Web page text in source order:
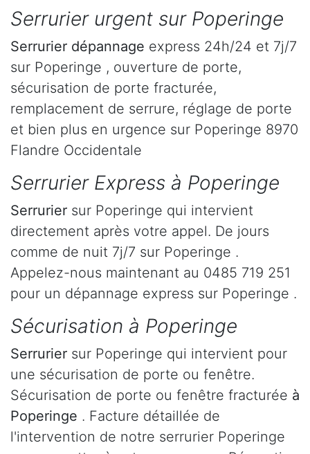
Serrurier urgent sur Poperinge
Serrurier dépannage express 24h/24 et 7j/7
sur Poperinge , ouverture de porte,
sécurisation de porte fracturée,
remplacement de serrure, réglage de porte
et bien plus en urgence sur Poperinge 8970
Flandre Occidentale
Serrurier Express à Poperinge
Serrurier sur Poperinge qui intervient
directement après votre appel. De jours
comme de nuit 7j/7 sur Poperinge .
Appelez-nous maintenant au 0485 719 251
pour un dépannage express sur Poperinge .
Sécurisation à Poperinge
Serrurier sur Poperinge qui intervient pour
une sécurisation de porte ou fenêtre.
Sécurisation de porte ou fenêtre fracturée à
Poperinge . Facture détaillée de
l'intervention de notre serrurier Poperinge